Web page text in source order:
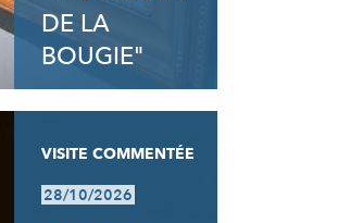
DE LA
BOUGIE"
VISITE COMMENTÉE
28/10/2026